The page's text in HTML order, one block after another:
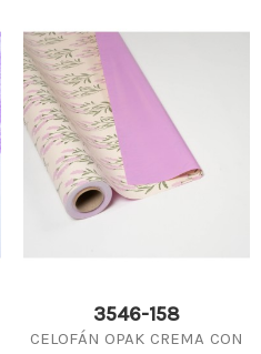
3546-158
CELOFÁN OPAK CREMA CON